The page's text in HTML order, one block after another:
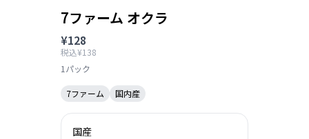
7ファーム オクラ
¥128
税込¥138
1パック
7ファーム 国内産
国産